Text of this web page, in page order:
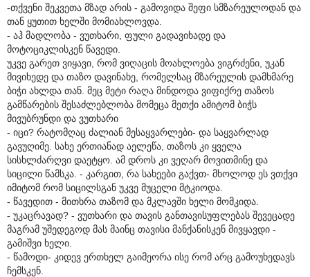
-თქვენი შეკვეთა მზად არის - გამოვიდა შეფი სმზარეულოდან და
თან ყუთით ხელში მომიახლოვდა.
- აჰ მადლობა - ვუთხარი, ფული გადავიხადე და
მოტოციკლისკენ წავედი.
უკვე გარეთ ვიყავი, რომ ვიღაცის მოახლოება ვიგრძენი, უკან
მივიხედე და თაზო დავინახე, რომელსაც მზარეულის დამხმარე
ბიჭი ახლდა თან. მეც მეტი რაღა მინდოდა ვიფიქრე თაზოს
გამწარების შესაძლებლობა მომეცა მეთქი ამიტომ ბიჭს
მივუბრუნდი და ვუთხარი
- იცი? რატომღაც ძალიან მესაყვარლები- და საყვარლად
გავუღიმე. სახე ერთიანად აელეწა, თაზოს კი ყველა
სისხლძარღვი დაეტყო. ამ დროს კი ვეღარ მოვითმინე და
სიცილი წამსკა. - კარგით, რა სახეები გაქვთ- მხოლოდ ეს ვთქვი
იმიტომ რომ სიცილსგან უკვე მუცელი მტკიოდა.
- წავედით - მითხრა თაზომ და მკლავში ხელი მომკიდა.
- უკაცრავად? - ვუთხარი და თავის განთავისუფლებას შევეცადე
მაგრამ უშედეგოდ მას მაინც თავისი მანქანისკენ მივყავდი -
გამიშვი ხელი.
- წამოდი- კიდევ ერთხელ გაიმეორა ისე რომ არც გამოუხედავს
ჩემსკენ.